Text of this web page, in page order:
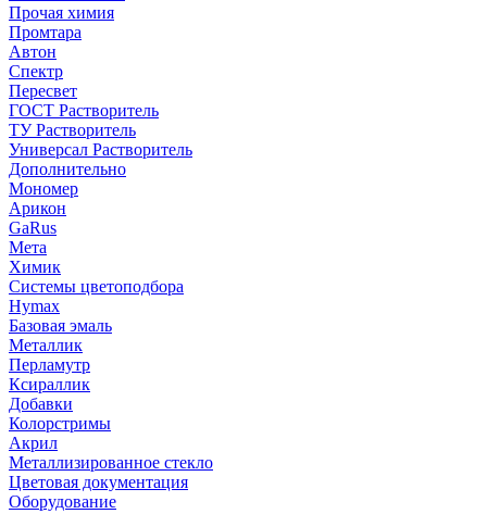
Прочая химия
Промтара
Автон
Спектр
Пересвет
ГОСТ Растворитель
ТУ Растворитель
Универсал Растворитель
Дополнительно
Мономер
Арикон
GaRus
Мета
Химик
Системы цветоподбора
Hymax
Базовая эмаль
Металлик
Перламутр
Ксираллик
Добавки
Колорстримы
Акрил
Металлизированное стекло
Цветовая документация
Оборудование